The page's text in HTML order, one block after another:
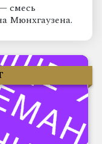
смесь
Мюнхгаузена.